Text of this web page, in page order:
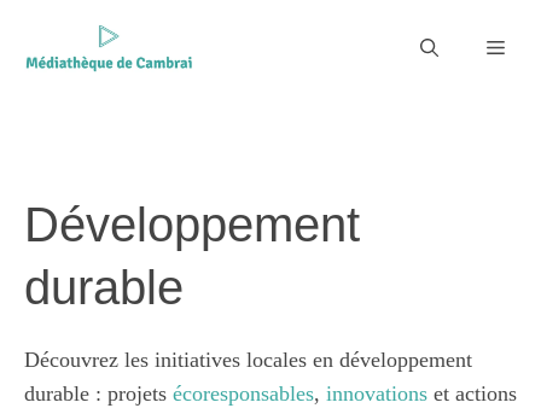
Développement
durable
Découvrez les initiatives locales en développement
durable : projets écoresponsables, innovations et actions